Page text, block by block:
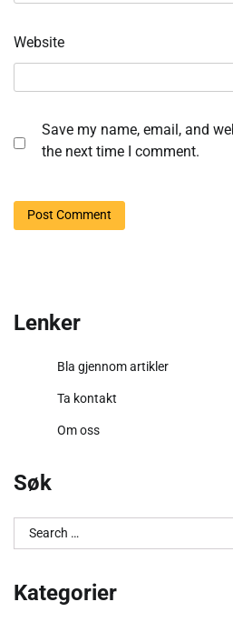
Website
Save my name, email, and
the next time I comment.
Lenker
Bla gjennom artikler
Ta kontakt
Om oss
Søk
Search
for:
Kategorier